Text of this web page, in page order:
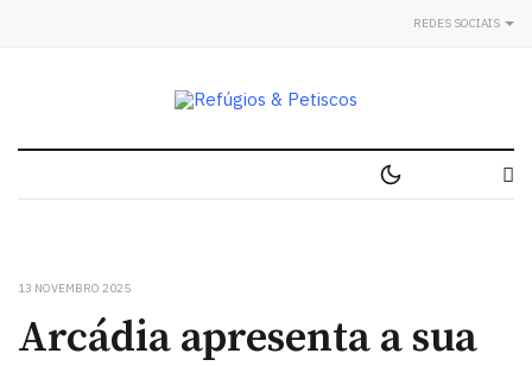
REDES SOCIAIS
13 NOVEMBRO 2025
Arcádia apresenta a sua